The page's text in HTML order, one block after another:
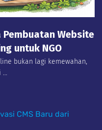
Pembuatan Website
untuk NGO
bukan lagi kemewahan,